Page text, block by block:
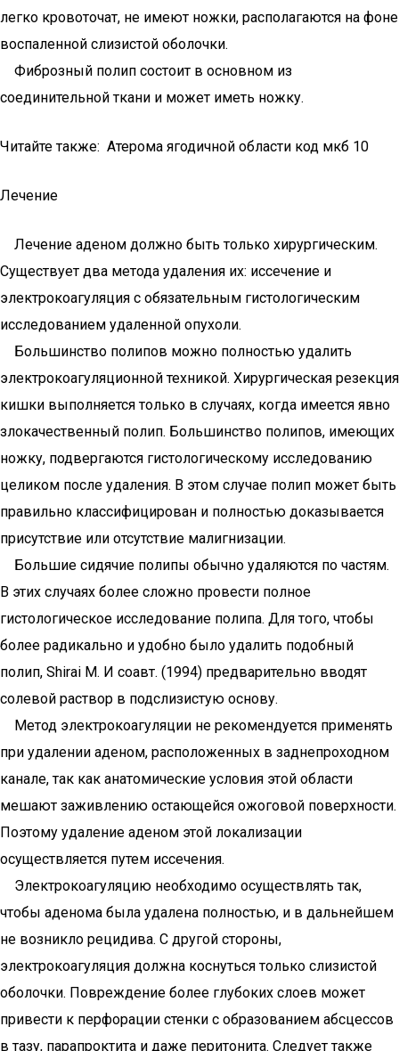
легко кровоточат, не имеют ножки, располагаются на фоне
воспаленной слизистой оболочки.
Фиброзный полип состоит в основном из
соединительной ткани и может иметь ножку.
Читайте также: Атерома ягодичной области код мкб 10
Лечение
Лечение аденом должно быть только хирургическим.
Существует два метода удаления их: иссечение и
электрокоагуляция с обязательным гистологическим
исследованием удаленной опухоли.
Большинство полипов можно полностью удалить
электрокоагуляционной техникой. Хирургическая резекция
кишки выполняется только в случаях, когда имеется явно
злокачественный полип. Большинство полипов, имеющих
ножку, подвергаются гистологическому исследованию
целиком после удаления. В этом случае полип может быть
правильно классифицирован и полностью доказывается
присутствие или отсутствие малигнизации.
Большие сидячие полипы обычно удаляются по частям.
В этих случаях более сложно провести полное
гистологическое исследование полипа. Для того, чтобы
более радикально и удобно было удалить подобный
полип, Shirai М. И соавт. (1994) предварительно вводят
солевой раствор в подслизистую основу.
Метод электрокоагуляции не рекомендуется применять
при удалении аденом, расположенных в заднепроходном
канале, так как анатомические условия этой области
мешают заживлению остающейся ожоговой поверхности.
Поэтому удаление аденом этой локализации
осуществляется путем иссечения.
Электрокоагуляцию необходимо осуществлять так,
чтобы аденома была удалена полностью, и в дальнейшем
не возникло рецидива. С другой стороны,
электрокоагуляция должна коснуться только слизистой
оболочки. Повреждение более глубоких слоев может
привести к перфорации стенки с образованием абсцессов
в тазу, парапроктита и даже перитонита. Следует также